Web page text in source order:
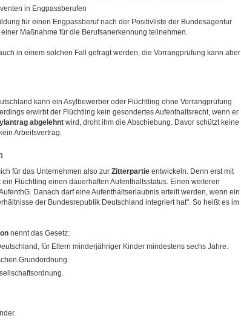
in Engpassberufen
für einen Engpassberuf nach der Positivliste der Bundesagentur
Maßnahme für die Berufsanerkennung teilnehmen.
in einem solchen Fall gefragt werden, die Vorrangprüfung kann aber
kann ein Asylbewerber oder Flüchtling ohne Vorrangprüfung
erwirbt der Flüchtling kein gesondertes Aufenthaltsrecht, wenn er
abgelehnt wird, droht ihm die Abschiebung. Davor schützt keine
Arbeitsvertrag.
für das Unternehmen also zurZitterpartie entwickeln. Denn erst mit
Flüchtling einen dauerhaften Aufenthaltsstatus. Einen weiteren
Danach darf eine Aufenthaltserlaubnis erteilt werden, wenn ein
der Bundesrepublik Deutschland integriert hat". So heißt es im
nennt das Gesetz:
für Eltern minderjähriger Kinder mindestens sechs Jahre.
Grundordnung.